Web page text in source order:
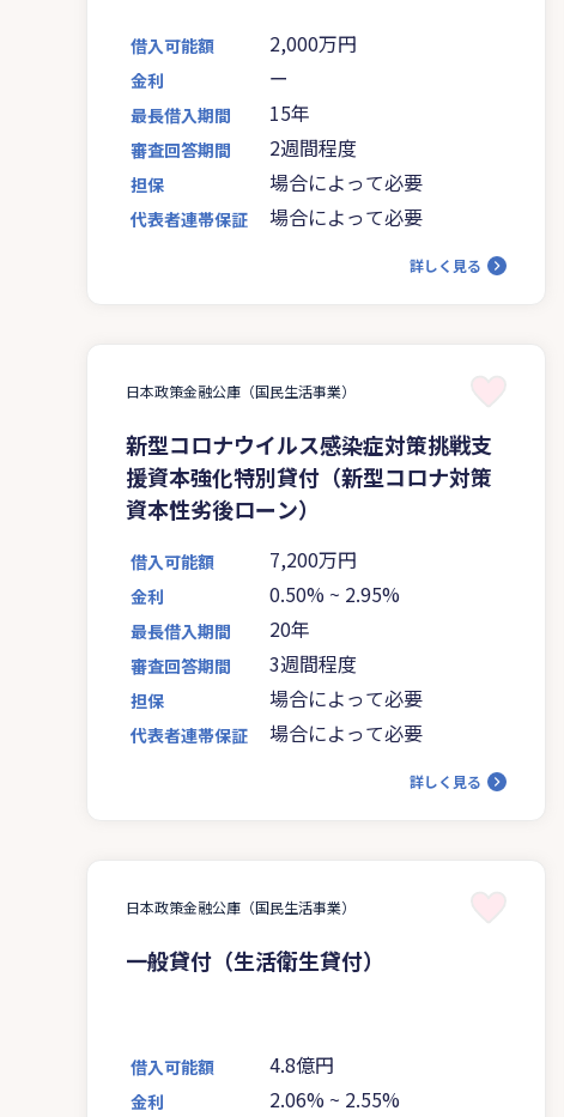
借入可能額 2,000万円
金利 ー
最長借入期間 15年
審査回答期間 2週間程度
担保 場合によって必要
代表者連帯保証 場合によって必要
詳しく見る
日本政策金融公庫（国民生活事業）
新型コロナウイルス感染症対策挑戦支
援資本強化特別貸付（新型コロナ対策
資本性劣後ローン）
借入可能額 7,200万円
金利 0.50% ~ 2.95%
最長借入期間 20年
審査回答期間 3週間程度
担保 場合によって必要
代表者連帯保証 場合によって必要
詳しく見る
日本政策金融公庫（国民生活事業）
一般貸付（生活衛生貸付）
借入可能額 4.8億円
金利 2.06% ~ 2.55%